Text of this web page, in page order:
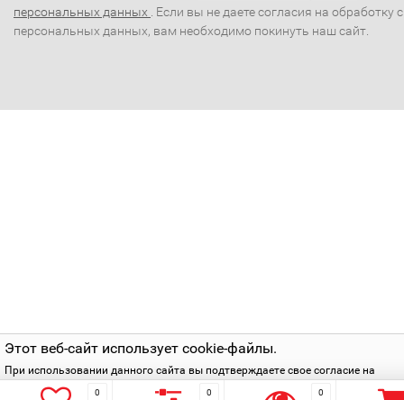
Этот веб-сайт использует cookie-файлы.
При использовании данного сайта вы подтверждаете свое согласие на
использование cookie-файлов в соответствии с нашей
персональных данных . Если вы не даете согласия на обработку
персональных данных, вам необходимо покинуть наш сайт.
0 0 0